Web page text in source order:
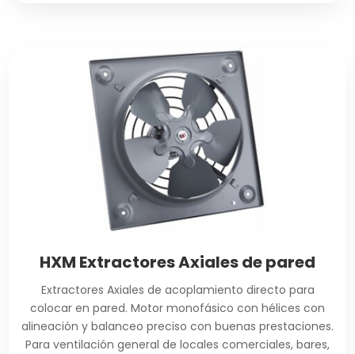
HXM Extractores Axiales de pared
Extractores Axiales de acoplamiento directo para
colocar en pared. Motor monofásico con hélices con
alineación y balanceo preciso con buenas prestaciones.
Para ventilación general de locales comerciales, bares,